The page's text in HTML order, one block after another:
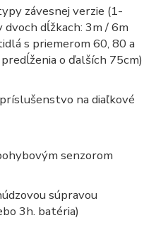
závesnej verzie (1-
dĺžkach: 3m / 6m
s priemerom 60, 80 a
o ďalších 75cm)
na diaľkové
senzorom
súpravou
3h. batéria)